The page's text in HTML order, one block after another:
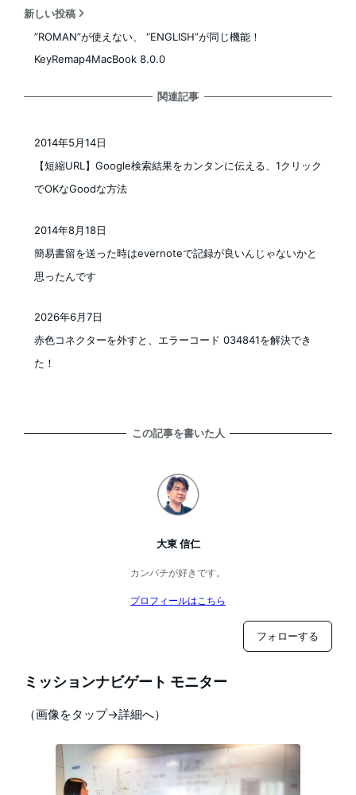
新しい投稿
”ROMAN”が使えない、 “ENGLISH”が同じ機能！
KeyRemap4MacBook 8.0.0
関連記事
【短縮URL】Google検索結果をカンタンに伝える、1クリック
でOKなGoodな方法
2014年5月14日
簡易書留を送った時はevernoteで記録が良いんじゃないかと
思ったんです
2014年8月18日
赤色コネクターを外すと、エラーコード 034841を解決でき
た！
2026年6月7日
この記事を書いた人
大東 信仁
カンパチが好きです。
プロフィールはこちら
フォローする
ミッションナビゲート モニター
（画像をタップ→詳細へ）